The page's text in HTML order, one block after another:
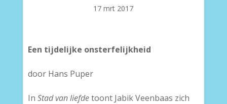
17 mrt 2017
Een tijdelijke onsterfelijkheid
door Hans Puper
In Stad van liefdetoont Jabik Veenbaas zich